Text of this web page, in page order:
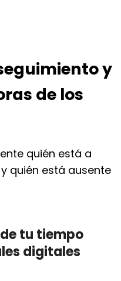
y
de los
quién está a
quién está ausente
tu tiempo
digitales